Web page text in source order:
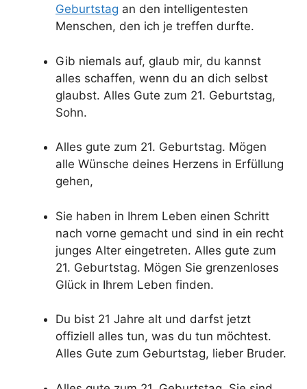
Geburtstag an den intelligentesten
Menschen, den ich je treffen durfte.
Gib niemals auf, glaub mir, du kannst
alles schaffen, wenn du an dich selbst
glaubst. Alles Gute zum 21. Geburtstag,
Sohn.
Alles gute zum 21. Geburtstag. Mögen
alle Wünsche deines Herzens in Erfüllung
gehen,
Sie haben in Ihrem Leben einen Schritt
nach vorne gemacht und sind in ein recht
junges Alter eingetreten. Alles gute zum
21. Geburtstag. Mögen Sie grenzenloses
Glück in Ihrem Leben finden.
Du bist 21 Jahre alt und darfst jetzt
offiziell alles tun, was du tun möchtest.
Alles Gute zum Geburtstag, lieber Bruder.